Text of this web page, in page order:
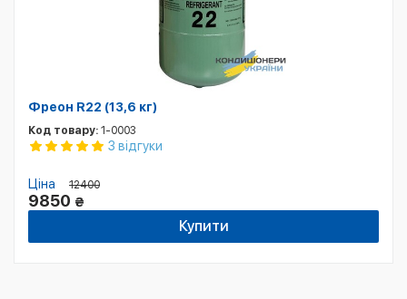
Фреон R22 (13,6 кг)
Код товару: 1-0003
3 відгуки
Ціна 12400
9850 ₴
Купити